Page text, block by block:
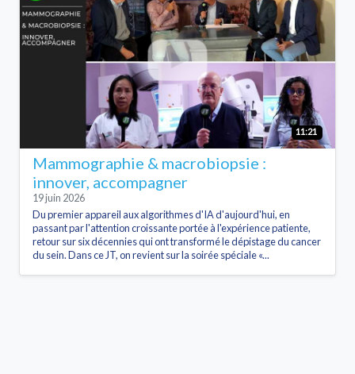
11:21
Mammographie & macrobiopsie :
innover, accompagner
19 juin 2026
Du premier appareil aux algorithmes d'IA d'aujourd'hui, en
passant par l'attention croissante portée à l'expérience patiente,
retour sur six décennies qui ont transformé le dépistage du cancer
du sein. Dans ce JT, on revient sur la soirée spéciale «...